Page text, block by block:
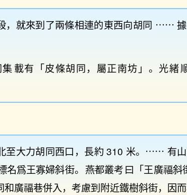
，就來到了兩條相連的東西向胡同 ⋯⋯
載有「皮條胡同，屬正南坊」。光緒
至大力胡同西口，長約 310 米。⋯⋯ 有
名爲王寡婦斜街。 燕都叢考曰「王廣福
廣福巷併入，考慮到附近鐵樹斜街，因而